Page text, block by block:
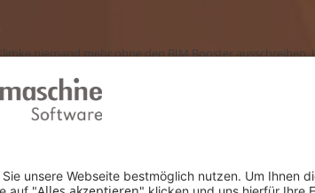
niemand mehr ohne den BIM Booster
alltägliche Fragestellungen – ob man zum Beispiel
für die Bauherren mit der Software
Level der Akzeptanz erreicht ist, wird es wohl noch
und suchen eine Lösung?